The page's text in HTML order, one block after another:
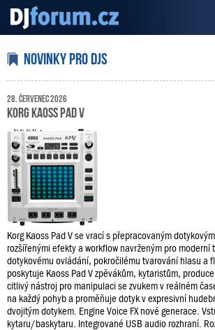
Novinky pro DJs
28. červenec 2026
Korg Kaoss Pad V
Korg Kaoss Pad V se vrací s přepracovaným
rozšířenými efekty a workflow navrženým pro moderní
dotykovému ovládání, pokročilému tvarování hlasu a
poskytuje Kaoss Pad V zpěvákům, kytaristům,
citlivý nástroj pro manipulaci se zvukem v reálném
na každý pohyb a proměňuje dotyk v expresivní
dvojitým dotykem. Engine Voice FX nové generace.
kytaru/baskytaru. Integrované USB audio rozhraní.